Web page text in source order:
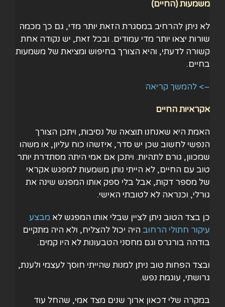
משמעות (החיים)
לא ניתן להרחיב במסגרת הזאת יותר מדי, גם כך מכמה
שורות יצאו יותר מדי עמודים. ובכל זאת, יש נקודה אחת
קשורה לדעתי, והיא הצורך בחיפוש ומציאת של משמעות
בחיים.
–> להמשך קריאה
אקראיות החיים
האמת היא שאנחנו תוצאה של נסיבות, ויתכן הצורך
הנפשי לחשוב שכן יש סדר, איזשהו כוח עליון, או משהו
שמכוון, גורם לתהיות. ויתכן אם אמי היתה מסתדרת יותר
טוב עם החיים, לא הייתי נותן משמעות למפגש אקראי
של מספר דקות, אבל בלי ספק אותו המפגש שינה את
גורלי, וכנראה לא לטובתי האישי.
כן בצד הטוב ניתן לציין שבלי אותו המפגש לא מבצע
עיקור חתולי הרחוב היה יכול להצליח, ולא היה מתקיים
בודהה בורגרס וגם מחסני הטבעונות לא היו קמים.
ובצד הפחות טוב ניתן למנות שהייתי חוסך לעצמי ולענת,
גרושתי, עוגמת נפש.
במקרה שלי דכאון ארוך שנים מצד אמי, שהחל עוד